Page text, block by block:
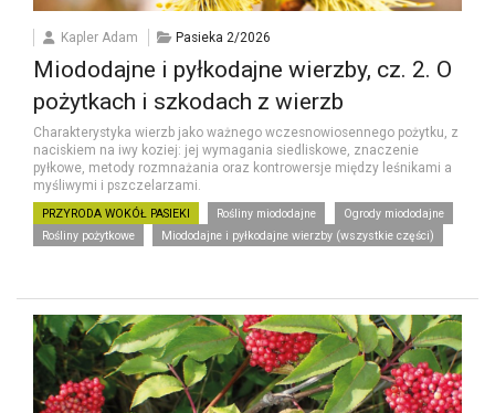
Kapler Adam Pasieka 2/2026
Miododajne i pyłkodajne wierzby, cz. 2. O
pożytkach i szkodach z wierzb
Charakterystyka wierzb jako ważnego wczesnowiosennego pożytku, z
naciskiem na iwy koziej: jej wymagania siedliskowe, znaczenie
pyłkowe, metody rozmnażania oraz kontrowersje między leśnikami a
myśliwymi i pszczelarzami.
PRZYRODA WOKÓŁ PASIEKI Rośliny miododajne
Ogrody miododajne
Rośliny pożytkowe
Miododajne i pyłkodajne wierzby (wszystkie części)